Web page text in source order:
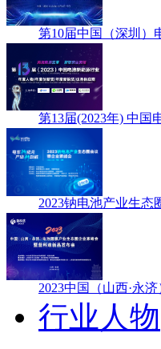
第10届中国（深圳）
第13届(2023年) 中国
2023钠电池产业生态
2023中国（山西·永
行业人物